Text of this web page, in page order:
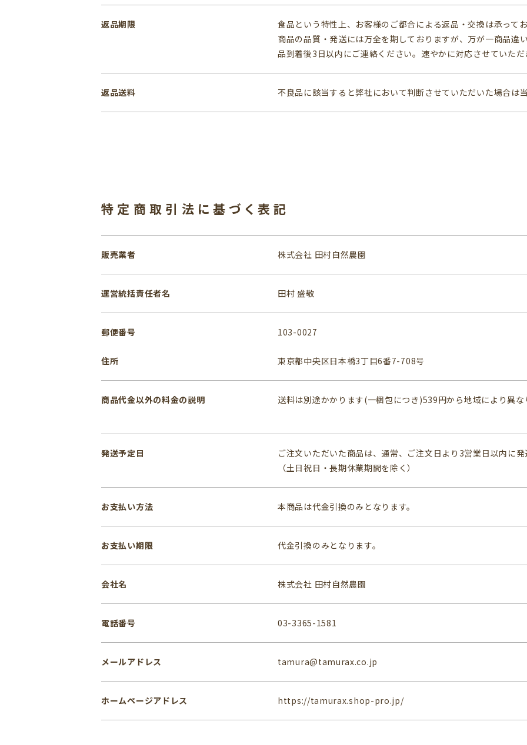
返品期限
食品という特性上、お客様のご都合による返品・交換は承ってお
商品の品質・発送には万全を期しておりますが、万が一商品違
品到着後3日以内にご連絡ください。速やかに対応させていただ
返品送料 不良品に該当すると弊社において判断させていただいた場合は
特定商取引法に基づく表記
販売業者 株式会社 田村自然農園
運営統括責任者名 田村 盛敬
郵便番号 103-0027
住所 東京都中央区日本橋3丁目6番7-708号
商品代金以外の料金の説明 送料は別途かかります(一梱包につき)539円から地域により異な
発送予定日
ご注文いただいた商品は、通常、ご注文日より3営業日以内に発
（土日祝日・長期休業期間を除く）
お支払い方法 本商品は代金引換のみとなります。
お支払い期限 代金引換のみとなります。
会社名 株式会社 田村自然農園
電話番号 03-3365-1581
メールアドレス tamura@tamurax.co.jp
ホームページアドレス https://tamurax.shop-pro.jp/